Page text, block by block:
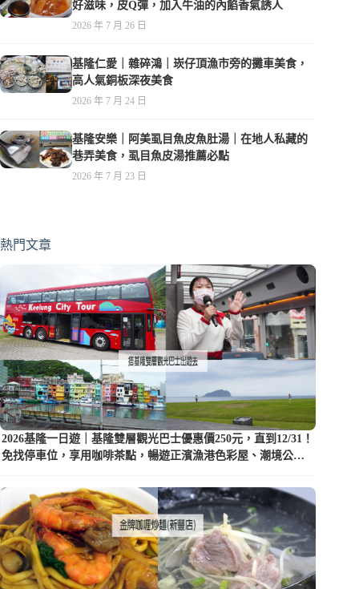
好滋味，皮Q彈，加入牛油的內餡香氣誘人
2026 年 7 月 26 日
基隆仁愛｜雜碎鴻｜崁仔頂漁市旁的攤車美食，
高人氣銅板深夜美食
2026 年 7 月 24 日
基隆安樂｜阿美虱目魚皮魚肚湯｜在地人私藏的
巷弄美食，虱目魚皮湯推薦必點
2026 年 7 月 23 日
熱門文章
2026基隆一日遊｜基隆雙層觀光巴士優惠價250元，直到12/31！
免找停車位，享用咖啡茶點，暢遊正濱漁港色彩屋、潮境公園